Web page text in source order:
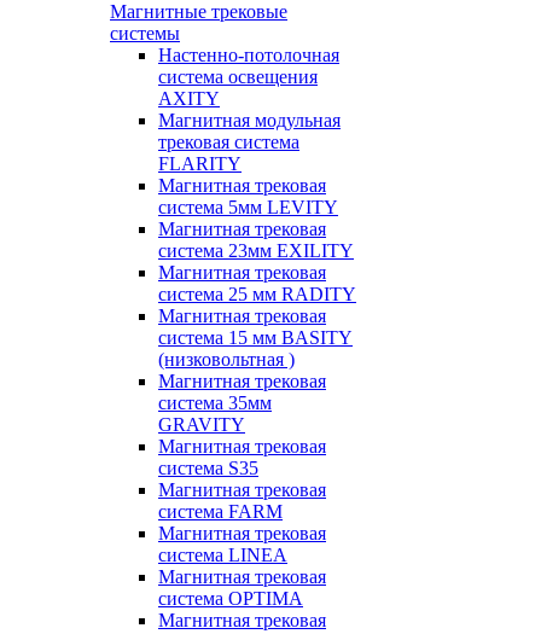
Магнитные трековые
системы
Настенно-потолочная
система освещения
AXITY
Магнитная модульная
трековая система
FLARITY
Магнитная трековая
система 5мм LEVITY
Магнитная трековая
система 23мм EXILITY
Магнитная трековая
система 25 мм RADITY
Магнитная трековая
система 15 мм BASITY
(низковольтная )
Магнитная трековая
система 35мм
GRAVITY
Магнитная трековая
система S35
Магнитная трековая
система FARM
Магнитная трековая
система LINEA
Магнитная трековая
система OPTIMA
Магнитная трековая